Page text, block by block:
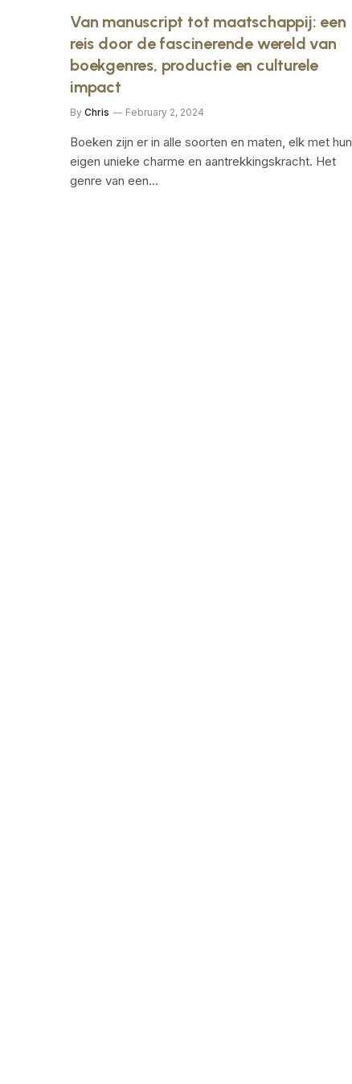
Van manuscript tot maatschappij: een
reis door de fascinerende wereld van
boekgenres, productie en culturele
impact
By Chris February 2, 2024
Boeken zijn er in alle soorten en maten, elk met hun
eigen unieke charme en aantrekkingskracht. Het
genre van een…